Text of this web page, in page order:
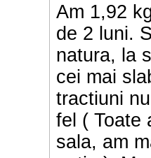
Am 1,92
de 2 luni.
natura, la
cei mai
tractiuni
fel ( Toate
sala, am